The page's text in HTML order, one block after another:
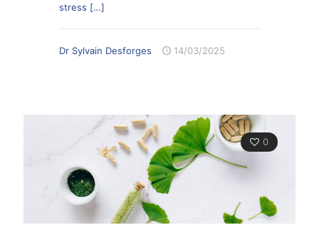
stress […]
Dr Sylvain Desforges 14/03/2025
0